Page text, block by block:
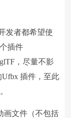
发者都希望使
插件
，尽量不影
Ufbx 插件，至此
画文件（不包括